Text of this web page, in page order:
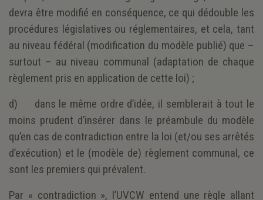
devra être modifié en conséquence, ce qui dédouble les
procédures législatives ou réglementaires, et cela, tant
au niveau fédéral (modification du modèle publié) que –
surtout – au niveau communal (adaptation de chaque
règlement pris en application de cette loi) ;
d) dans le même ordre d’idée, il semblerait à tout le
moins prudent d’insérer dans le préambule du modèle
qu’en cas de contradiction entre la loi (et/ou ses arrêtés
d’exécution) et le (modèle de) règlement communal, ce
sont les premiers qui prévalent.
Par « contradiction », l’UVCW entend une règle allant